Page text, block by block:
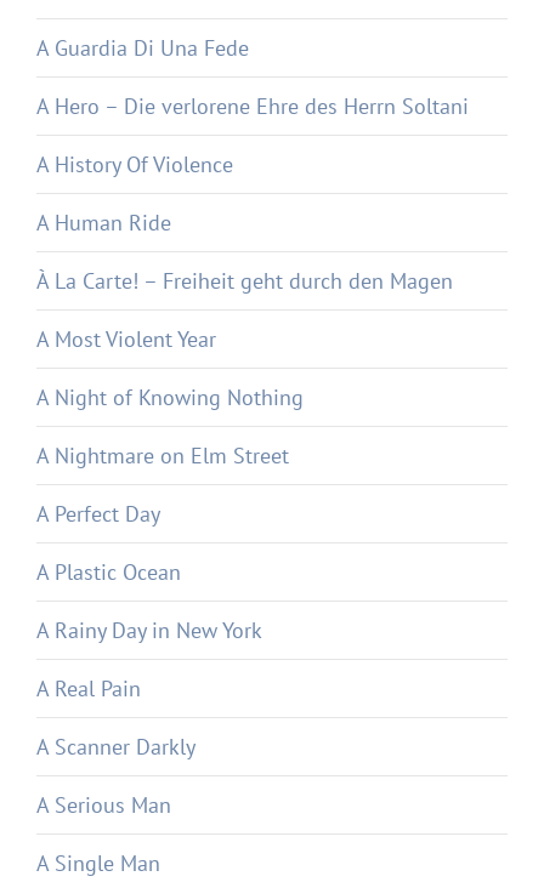
A Guardia Di Una Fede
A Hero – Die verlorene Ehre des Herrn Soltani
A History Of Violence
A Human Ride
À La Carte! – Freiheit geht durch den Magen
A Most Violent Year
A Night of Knowing Nothing
A Nightmare on Elm Street
A Perfect Day
A Plastic Ocean
A Rainy Day in New York
A Real Pain
A Scanner Darkly
A Serious Man
A Single Man